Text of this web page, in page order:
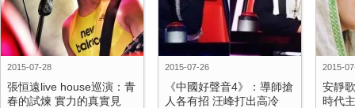
2015-07-28
張恒遠live house巡演：青
春的試煉 實力的真實見
2015-07-26
《中國好聲音4》：導師搶
人各有招 汪峰打出高冷
2015-
安靜
時代